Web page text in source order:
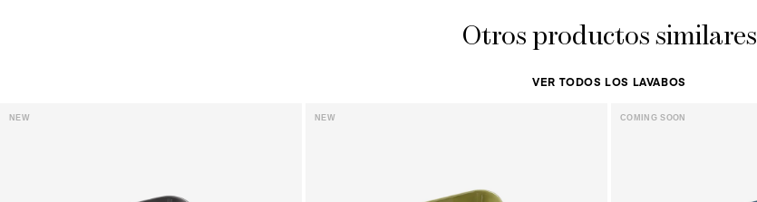
Otros productos similares
VER TODOS LOS LAVABOS
NEW NEW COMING SOON